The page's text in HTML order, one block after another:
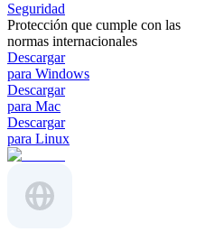
Seguridad
Protección que cumple con las
normas internacionales
Descargar
para Windows
Descargar
para Mac
Descargar
para Linux